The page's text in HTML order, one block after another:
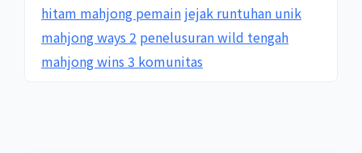
hitam mahjong pemain jejak runtuhan unik
mahjong ways 2 penelusuran wild tengah
mahjong wins 3 komunitas